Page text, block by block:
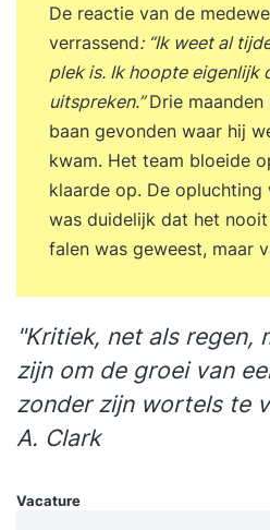
ontdek je wat je
boodschap authentiek
gaat dieper dan een
gesprekstechnieken:
oefeningen en reflectie
patronen en leer je
toepassen. Denk hierbij
stellen, actief luisteren,
overtuigend
oefeningen, boek je niet
je werk, maar ervaar je ook
zelfvertrouwen in je
is voor jou als je
je persoonlijke
De reactie van de
verrassend: “Ik weet al
plek is. Ik hoopte eigenlijk
uitspreken.”Drie
baan gevonden waar hij
kwam. Het team bloeide
klaarde op. De opluchting
was duidelijk dat het
falen was geweest, maar
"Kritiek, net als regen,
zijn om de groei van
zonder zijn wortels te
A. Clark
Vacature